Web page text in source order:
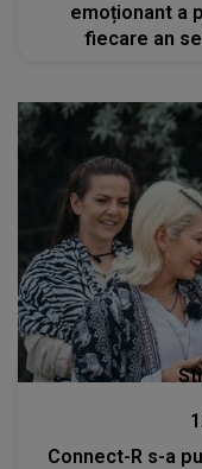
emoționant a
fiecare an
Connect-R s-a